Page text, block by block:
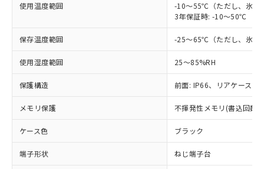
使用温度範囲
-10～55℃（ただし、氷結
3年保証時: -10～50℃
保存温度範囲 -25～65℃（ただし、氷結
使用湿度範囲 25～85%RH
保護構造 前面: IP66、リアケース:
メモリ保護 不揮発性メモリ(書込回数:
ケース色 ブラック
端子形状 ねじ端子台
対応済み：EU RoHS指令（10物質）の
非含有に対応した製品が提供可能な商品で
対応予定：EU RoHS指令（10物質）の非含